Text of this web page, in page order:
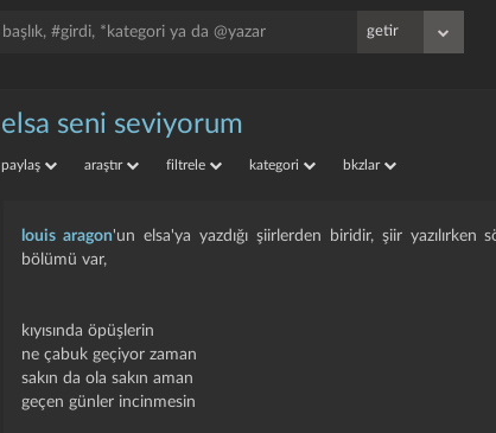
elsa seni seviyorum
paylaş araştır filtrele kategori bkzlar
louis aragon'un elsa'ya yazdığı şiirlerden biridir, şiir
bölümü var,
kıyısında öpüşlerin
ne çabuk geçiyor zaman
sakın da ola sakın aman
geçen günler incinmesin